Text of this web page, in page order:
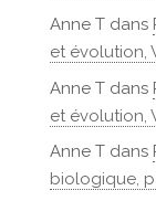
Anne Tdans
et évolution,
Anne Tdans
et évolution,
Anne Tdans
biologique,